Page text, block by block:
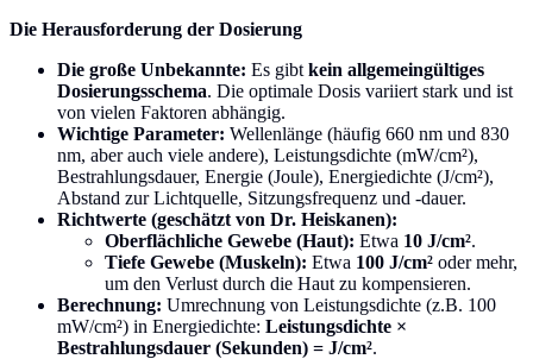
Die Herausforderung der Dosierung
Die große Unbekannte: Es gibt kein allgemeingültiges
Dosierungsschema. Die optimale Dosis variiert stark und ist
von vielen Faktoren abhängig.
Wichtige Parameter: Wellenlänge (häufig 660 nm und 830
nm, aber auch viele andere), Leistungsdichte (mW/cm²),
Bestrahlungsdauer, Energie (Joule), Energiedichte (J/cm²),
Abstand zur Lichtquelle, Sitzungsfrequenz und -dauer.
Richtwerte (geschätzt von Dr. Heiskanen):
Oberflächliche Gewebe (Haut): Etwa 10 J/cm².
Tiefe Gewebe (Muskeln): Etwa 100 J/cm² oder mehr,
um den Verlust durch die Haut zu kompensieren.
Berechnung: Umrechnung von Leistungsdichte (z.B. 100
mW/cm²) in Energiedichte: Leistungsdichte ×
Bestrahlungsdauer (Sekunden) = J/cm².